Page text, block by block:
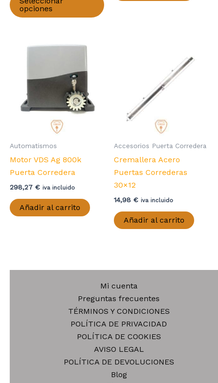
opciones
producto
página
producto
Automatismos
Motor VDS Ag 800k
Puerta Corredera
298,27 € iva incluido
Añadir al carrito
Accesorios Puerta Corredera
Cremallera Acero
Puertas Correderas
30×12
14,98 € iva incluido
Añadir al carrito
Mi cuenta
Preguntas frecuentes
TÉRMINOS Y CONDICIONES
POLÍTICA DE PRIVACIDAD
POLÍTICA DE COOKIES
AVISO LEGAL
POLÍTICA DE DEVOLUCIONES
Blog